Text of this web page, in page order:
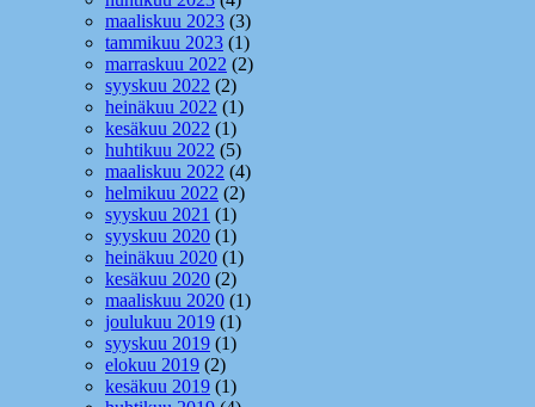
maaliskuu 2023 (3)
tammikuu 2023 (1)
marraskuu 2022 (2)
syyskuu 2022 (2)
heinäkuu 2022 (1)
kesäkuu 2022 (1)
huhtikuu 2022 (5)
maaliskuu 2022 (4)
helmikuu 2022 (2)
syyskuu 2021 (1)
syyskuu 2020 (1)
heinäkuu 2020 (1)
kesäkuu 2020 (2)
maaliskuu 2020 (1)
joulukuu 2019 (1)
syyskuu 2019 (1)
elokuu 2019 (2)
kesäkuu 2019 (1)